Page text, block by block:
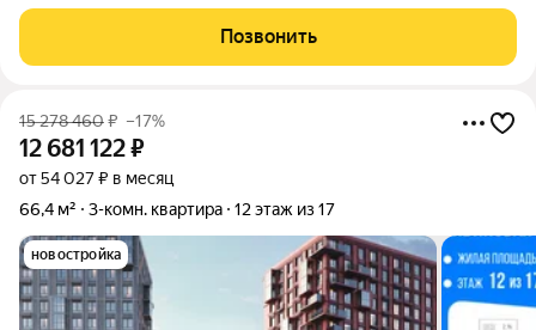
Данную квартиру можно приобрести в ипотеку по
специальной субсидированной ставке 12,25%!
Позвонить
15 278 460₽ –17%
12 681 122₽
от 54 027 ₽ в месяц
66,4 м²
3-комн. квартира 12 этаж из 17
новостройка